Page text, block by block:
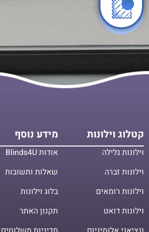
קטלוג וילונות
וילונות גלילה
וילונות זברה
וילונות רומאים
וילונות דואט
מידע נוסף
אודות Blinds4U
שאלות ותשובות
בלוג וילונות
תקנון האתר